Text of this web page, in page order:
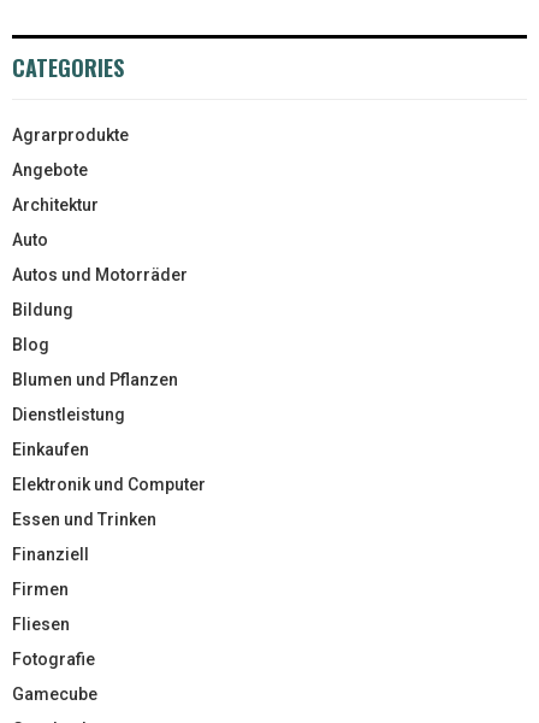
CATEGORIES
Agrarprodukte
Angebote
Architektur
Auto
Autos und Motorräder
Bildung
Blog
Blumen und Pflanzen
Dienstleistung
Einkaufen
Elektronik und Computer
Essen und Trinken
Finanziell
Firmen
Fliesen
Fotografie
Gamecube